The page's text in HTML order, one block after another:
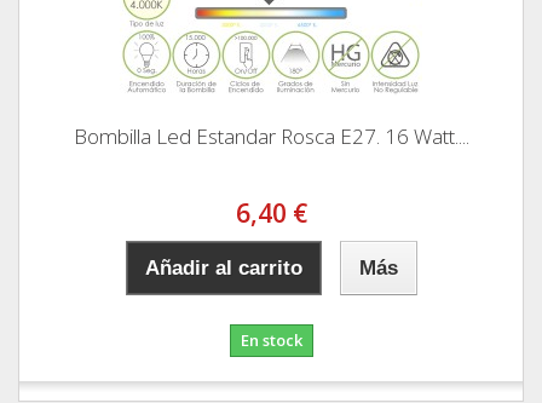
Bombilla Led Estandar Rosca E27. 16 Watt....
6,40 €
Añadir al carrito Más
En stock